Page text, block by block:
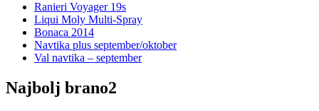
Ranieri Voyager 19s
Liqui Moly Multi-Spray
Bonaca 2014
Navtika plus september/oktober
Val navtika – september
Najbolj brano2